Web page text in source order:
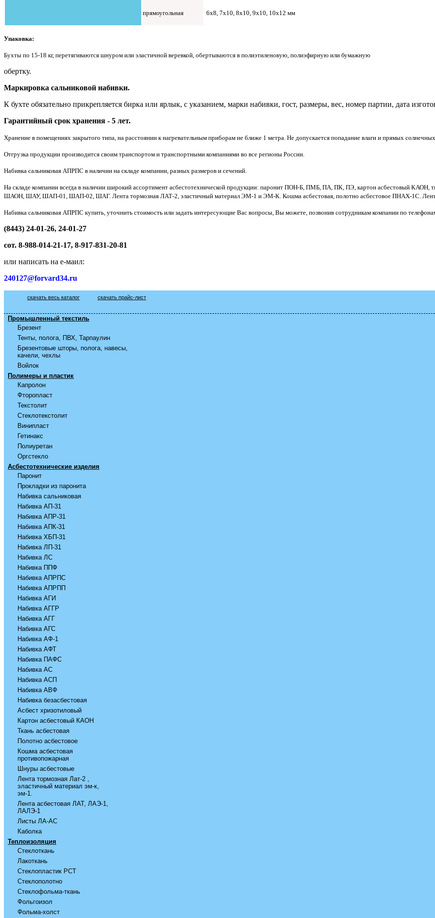
прямоугольная 6х8, 7х10, 8х10, 9х10, 10х12 мм
Упаковка:
Бухты по 15-18 кг, перетягиваются шнуром или эластичной веревкой, обертываются в полиэтиленовую, полиэфирную или бумажную
обертку.
Маркировка сальниковой набивки.
К бухте обязательно прикрепляется бирка или ярлык, с указанием, марки набивки, гост, размеры, вес, номер партии, дата
Гарантийный срок хранения - 5 лет.
Хранение в помещениях закрытого типа, на расстоянии к нагревательным приборам не ближе 1 метра. Не допускается попадание влаги и прямых
Отгрузка продукции производится своим транспортом и транспортными компаниями во все регионы России.
Набивка сальниковая АПРПС в наличии на складе компании, разных размеров и сечений.
На складе компании всегда в наличии широкий ассортимент асбестотехнической продукции: паронит ПОН-Б, ПМБ, ПА, ПК, ПЭ, картон асбестовый КАОН,
ШАОН, ШАУ, ШАП-01, ШАП-02, ШАГ. Лента тормозная ЛАТ-2, эластичный материал ЭМ-1 и ЭМ-К. Кошма асбестовая, полотно асбестовое ПНАХ-1С.
Набивка сальниковая АПРПС купить, уточнить стоимость или задать интересующие Вас вопросы, Вы можете, позвонив сотрудникам компании по
(8443) 24-01-26, 24-01-27
сот. 8-988-014-21-17, 8-917-831-20-81
или написать на е-маил:
240127@forvard34.ru
скачать весь каталог скачать прайс-лист
Промышленный текстиль
Брезент
Тенты, полога, ПВХ, Тарпаулин
Брезентовые шторы, полога, навесы,
качели, чехлы
Войлок
Полимеры и пластик
Капролон
Фторопласт
Текстолит
Стеклотекстолит
Винипласт
Гетинакс
Полиуретан
Оргстекло
Асбестотехнические изделия
Паронит
Прокладки из паронита
Набивка сальниковая
Набивка АП-31
Набивка АПР-31
Набивка АПК-31
Набивка ХБП-31
Набивка ЛП-31
Набивка ЛС
Набивка ППФ
Набивка АПРПС
Набивка АПРПП
Набивка АГИ
Набивка АГГР
Набивка АГГ
Набивка АГС
Набивка АФ-1
Набивка АФТ
Набивка ПАФС
Набивка АС
Набивка АСП
Набивка АВФ
Набивка безасбестовая
Асбест хризотиловый
Картон асбестовый КАОН
Ткань асбестовая
Полотно асбестовое
Кошма асбестовая
противопожарная
Шнуры асбестовые
Лента тормозная Лат-2 ,
эластичный материал эм-к,
эм-1.
Лента асбестовая ЛАТ, ЛАЭ-1,
ЛАЛЭ-1
Листы ЛА-АС
Каболка
Теплоизоляция
Стеклоткань
Лакоткань
Стеклопластик РСТ
Стеклополотно
Стеклофольма-ткань
Фольгоизол
Фольма-холст